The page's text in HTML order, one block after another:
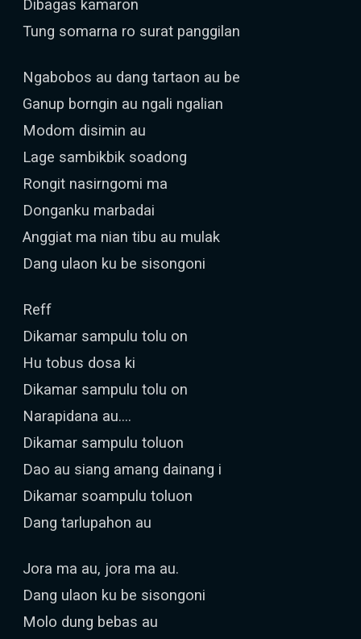
Dibagas kamaron
Tung somarna ro surat panggilan
Ngabobos au dang tartaon au be
Ganup borngin au ngali ngalian
Modom disimin au
Lage sambikbik soadong
Rongit nasirngomi ma
Donganku marbadai
Anggiat ma nian tibu au mulak
Dang ulaon ku be sisongoni
Reff
Dikamar sampulu tolu on
Hu tobus dosa ki
Dikamar sampulu tolu on
Narapidana au....
Dikamar sampulu toluon
Dao au siang amang dainang i
Dikamar soampulu toluon
Dang tarlupahon au
Jora ma au, jora ma au.
Dang ulaon ku be sisongoni
Molo dung bebas au